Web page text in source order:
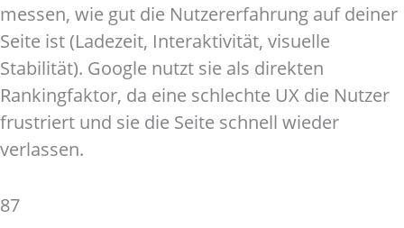
messen, wie gut die Nutzererfahrung auf deiner
Seite ist (Ladezeit, Interaktivität, visuelle
Stabilität). Google nutzt sie als direkten
Rankingfaktor, da eine schlechte UX die Nutzer
frustriert und sie die Seite schnell wieder
verlassen.
87